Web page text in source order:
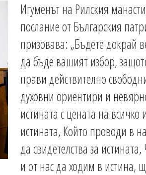
Игуменът на Рилския
послание от Българския
призовава: „Бъдете докрай
да бъде вашият избор,
прави действително
духовни ориентири и
истината с цената на всичко
истината, Който проводи в
да свидетелства за
и от нас да ходим в истина,